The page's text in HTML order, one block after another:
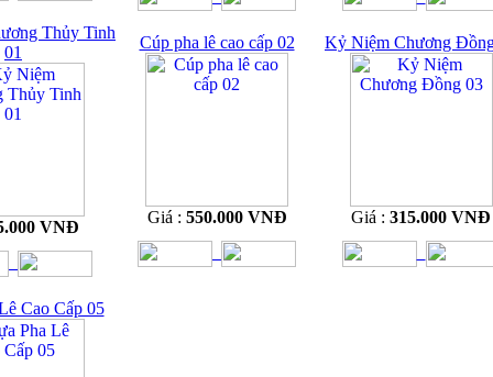
Thủy Tinh
01
VNĐ
Cúp pha lê cao cấp 02
Giá : 550.000 VNĐ
Kỷ Niệm Chương
Giá : 315.000 VNĐ
Cao Cấp 05